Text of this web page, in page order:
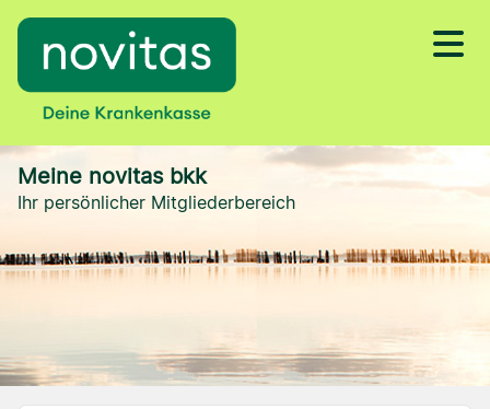
Meine novitas bkk
Ihr persönlicher Mitgliederbereich